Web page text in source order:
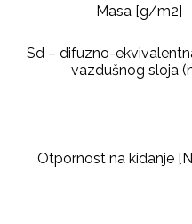
Masa [g/m2]
Sd – difuzno-
vazdušnog sloja
Otpornost na kidanje